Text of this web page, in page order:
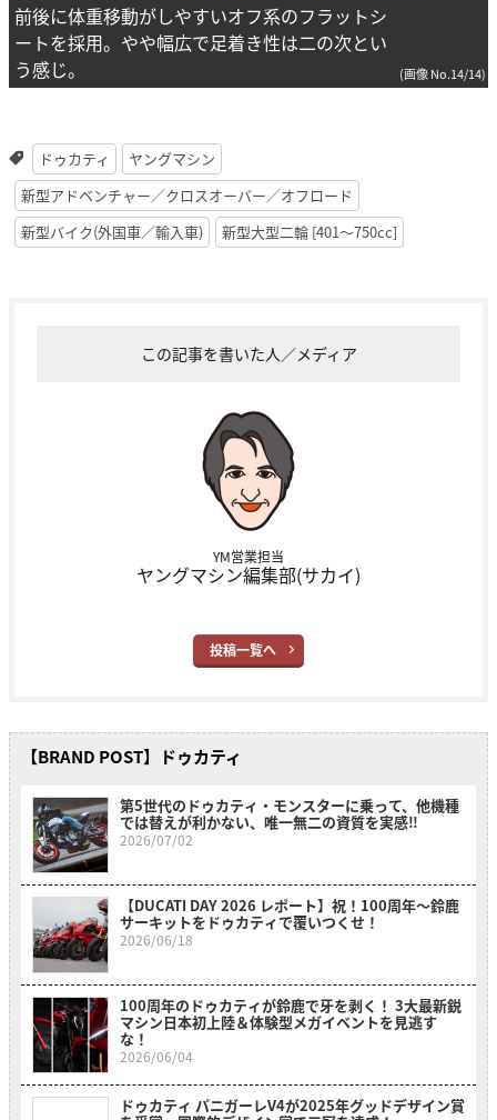
前後に体重移動がしやすいオフ系のフラットシ
ートを採用。やや幅広で足着き性は二の次とい
う感じ。
(画像 No.14/14)
ドゥカティ
ヤングマシン
新型アドベンチャー／クロスオーバー／オフロード
新型バイク(外国車／輸入車)
新型大型二輪 [401〜750cc]
この記事を書いた人／メディア
YM営業担当
ヤングマシン編集部(サカイ)
投稿一覧へ
【BRAND POST】ドゥカティ
第5世代のドゥカティ・モンスターに乗って、他機種
では替えが利かない、唯一無二の資質を実感‼
2026/07/02
【DUCATI DAY 2026 レポート】祝！100周年〜鈴鹿
サーキットをドゥカティで覆いつくせ！
2026/06/18
100周年のドゥカティが鈴鹿で牙を剥く！ 3大最新鋭
マシン日本初上陸＆体験型メガイベントを見逃す
な！
2026/06/04
ドゥカティ パニガーレV4が2025年グッドデザイン賞